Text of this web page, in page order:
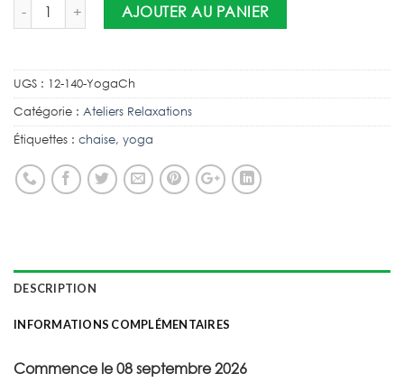
AJOUTER AU PANIER
UGS : 12-140-YogaCh
Catégorie : Ateliers Relaxations
Étiquettes : chaise, yoga
DESCRIPTION
INFORMATIONS COMPLÉMENTAIRES
Commence le 08 septembre 2026